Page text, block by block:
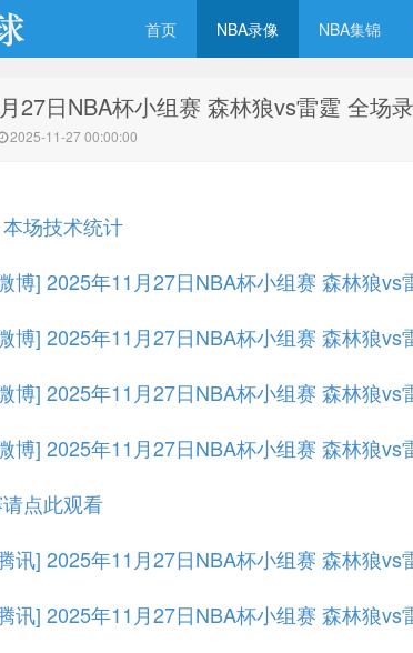
首页 NBA录像 NBA集锦
27日NBA杯小组赛 森林狼vs雷霆 全场
2025-11-27 00:00:00
本场技术统计
博] 2025年11月27日NBA杯小组赛 森林狼vs
博] 2025年11月27日NBA杯小组赛 森林狼vs
博] 2025年11月27日NBA杯小组赛 森林狼vs
博] 2025年11月27日NBA杯小组赛 森林狼vs
点此观看
讯] 2025年11月27日NBA杯小组赛 森林狼vs
讯] 2025年11月27日NBA杯小组赛 森林狼vs